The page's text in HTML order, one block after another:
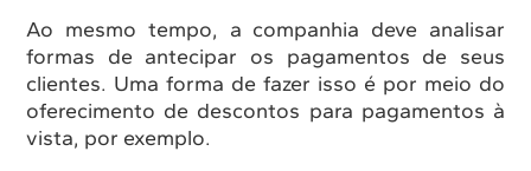
Ao mesmo tempo, a companhia deve analisar
formas de antecipar os pagamentos de seus
clientes. Uma forma de fazer isso é por meio do
oferecimento de descontos para pagamentos à
vista, por exemplo.